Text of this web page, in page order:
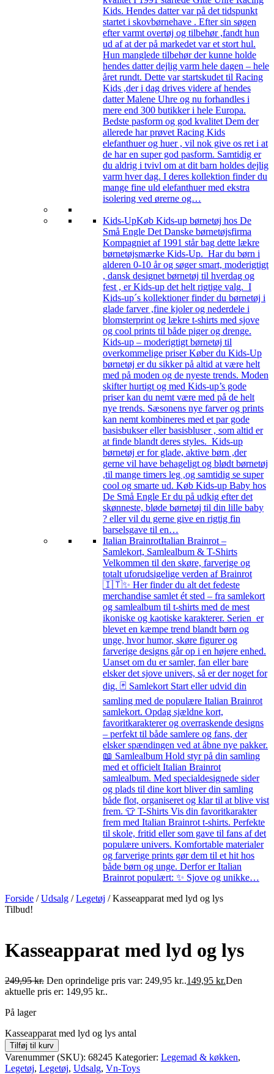
Kids. Hendes datter var på det tidspunkt
startet i skovbørnehave . Efter sin søgen
efter varmt overtøj og tilbehør ,fandt hun
ud af at der på markedet var et stort hul.
Hun manglede tilbehør der kunne holde
hendes datter dejlig varm hele dagen – hele
året rundt. Dette var startskudet til Racing
Kids ,der i dag drives videre af hendes
datter Malene Uhre og nu forhandles i
mere end 300 butikker i hele Europa.
Bedste pasform og god kvalitet Dem der
allerede har prøvet Racing Kids
elefanthuer og huer , vil nok give os ret i at
de har en super god pasform. Samtidig er
du aldrig i tvivl om at dit barn holdes dejlig
varm hver dag. I deres kollektion finder du
mange fine uld elefanthuer med ekstra
isolering ved ørerne og…
Kids-UpKøb Kids-up børnetøj hos De
Små Engle Det Danske børnetøjsfirma
Kompagniet af 1991 står bag dette lækre
børnetøjsmærke Kids-Up. Har du børn i
alderen 0-10 år og søger smart, moderigtigt
, dansk designet børnetøj til hverdag og
fest , er Kids-up det helt rigtige valg. I
Kids-up´s kollektioner finder du børnetøj i
glade farver ,fine kjoler og nederdele i
blomsterprint og lækre t-shirts med sjove
og cool prints til både piger og drenge.
Kids-up – moderigtigt børnetøj til
overkommelige priser Køber du Kids-Up
børnetøj er du sikker på altid at være helt
med på moden og de nyeste trends. Moden
skifter hurtigt og med Kids-up’s gode
priser kan du nemt være med på de helt
nye trends. Sæsonens nye farver og prints
kan nemt kombineres med et par gode
basisbukser eller basisbluser , som altid er
at finde blandt deres styles. Kids-up
børnetøj er for glade, aktive børn ,der
gerne vil have behageligt og blødt børnetøj
,til mange timers leg ,og samtidig se super
cool og smarte ud. Køb Kids-up Baby hos
De Små Engle Er du på udkig efter det
skønneste, bløde børnetøj til din lille baby
? eller vil du gerne give en rigtig fin
barselsgave til en…
Italian BrainrotItalian Brainrot –
Samlekort, Samlealbum & T-Shirts
Velkommen til den skøre, farverige og
totalt uforudsigelige verden af Brainrot
🇮🇹✨ Her finder du alt det fedeste
merchandise samlet ét sted – fra samlekort
og samlealbum til t-shirts med de mest
ikoniske og kaotiske karakterer. Serien er
blevet en kæmpe trend blandt børn og
unge, hvor humor, skøre figurer og
farverige designs går op i en højere enhed.
Uanset om du er samler, fan eller bare
elsker det sjove univers, så er der noget for
dig. 🃏 Samlekort Start eller udvid din
samling med de populære Italian Brainrot
samlekort. Opdag sjældne kort,
favoritkarakterer og overraskende designs
– perfekt til både samlere og fans, der
elsker spændingen ved at åbne nye pakker.
📖 Samlealbum Hold styr på din samling
med et officielt Italian Brainrot
samlealbum. Med specialdesignede sider
og plads til dine kort bliver din samling
både flot, organiseret og klar til at blive vist
frem. 👕 T-Shirts Vis din favoritkarakter
frem med Italian Brainrot t-shirts. Perfekte
til skole, fritid eller som gave til fans af det
populære univers. Komfortable materialer
og farverige prints gør dem til et hit hos
både børn og unge. Derfor er Italian
Brainrot populært: ✨ Sjove og unikke…
Forside /Udsalg /Legetøj / Kasseapparat med lyd og lys
Tilbud!
Kasseapparat med lyd og lys
249,95kr. Den oprindelige pris var: 249,95 kr..149,95 kr.Den
aktuelle pris er: 149,95 kr..
På lager
Kasseapparat med lyd og lys antal
Tilføj til kurv
Varenummer (SKU): 68245 Kategorier: Legemad & køkken,
Legetøj, Legetøj, Udsalg, Vn-Toys